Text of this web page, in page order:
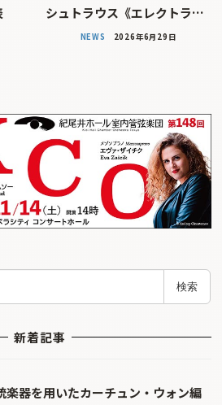
シュトラウス《エレクトラ…
NEWS 2026年6月29日
検索
新着記事
楽器を用いたカーチュン・ウォン編